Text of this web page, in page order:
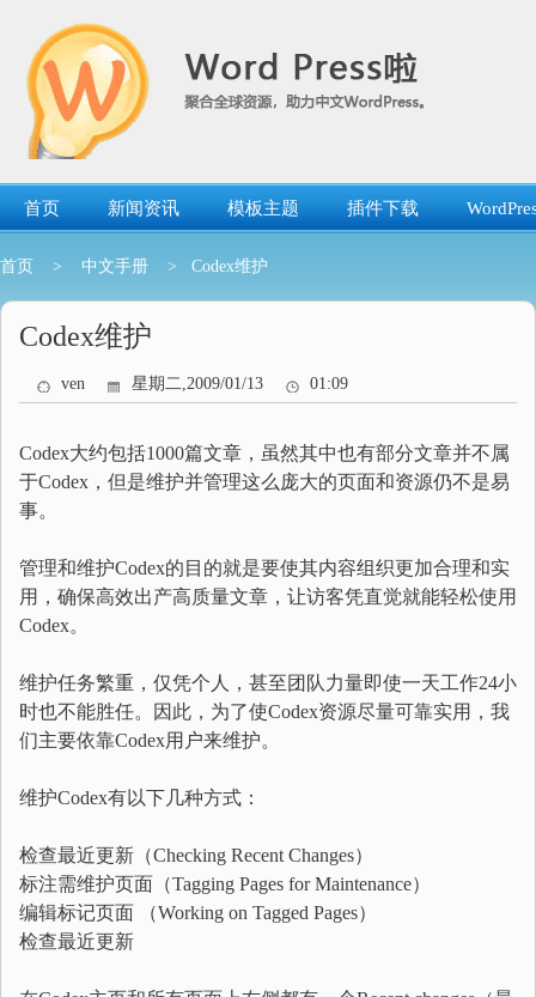
首页 新闻资讯 模板主题 插件下载
首页 > 中文手册 > Codex维护
Codex维护
ven 星期二,2009/01/13 01:09
Codex大约包括1000篇文章，虽然其中也有部分文章并不属
于Codex，但是维护并管理这么庞大的页面和资源仍不是易
事。
管理和维护Codex的目的就是要使其内容组织更加合理和实
用，确保高效出产高质量文章，让访客凭直觉就能轻松使用
Codex。
维护任务繁重，仅凭个人，甚至团队力量即使一天工作24小
时也不能胜任。因此，为了使Codex资源尽量可靠实用，我
们主要依靠Codex用户来维护。
维护Codex有以下几种方式：
检查最近更新（Checking Recent Changes）
标注需维护页面（Tagging Pages for Maintenance）
编辑标记页面 （Working on Tagged Pages）
检查最近更新